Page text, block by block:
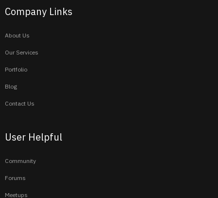
Company Links
About Us
Our Services
Portfolio
Blog
Contact Us
User Helpful
Community
Forums
Meetups